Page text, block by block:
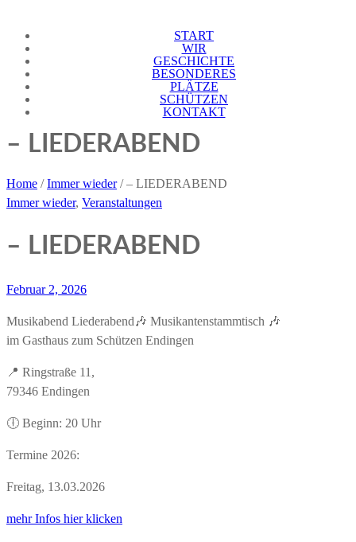
content
Gasthaus Schützen Endingen
Endingen
START
WIR
GESCHICHTE
BESONDERES
PLÄTZE
SCHÜTZEN
KONTAKT
– LIEDERABEND
Home /Immer wieder/– LIEDERABEND
Immer wieder, Veranstaltungen
– LIEDERABEND
Februar 2, 2026
Musikabend Liederabend🎶 Musikantenstammtisch 🎶
im Gasthaus zum Schützen Endingen
📍 Ringstraße 11,
79346 Endingen
🕕 Beginn: 20 Uhr
Termine 2026:
Freitag, 13.03.2026
mehr Infos hier klicken